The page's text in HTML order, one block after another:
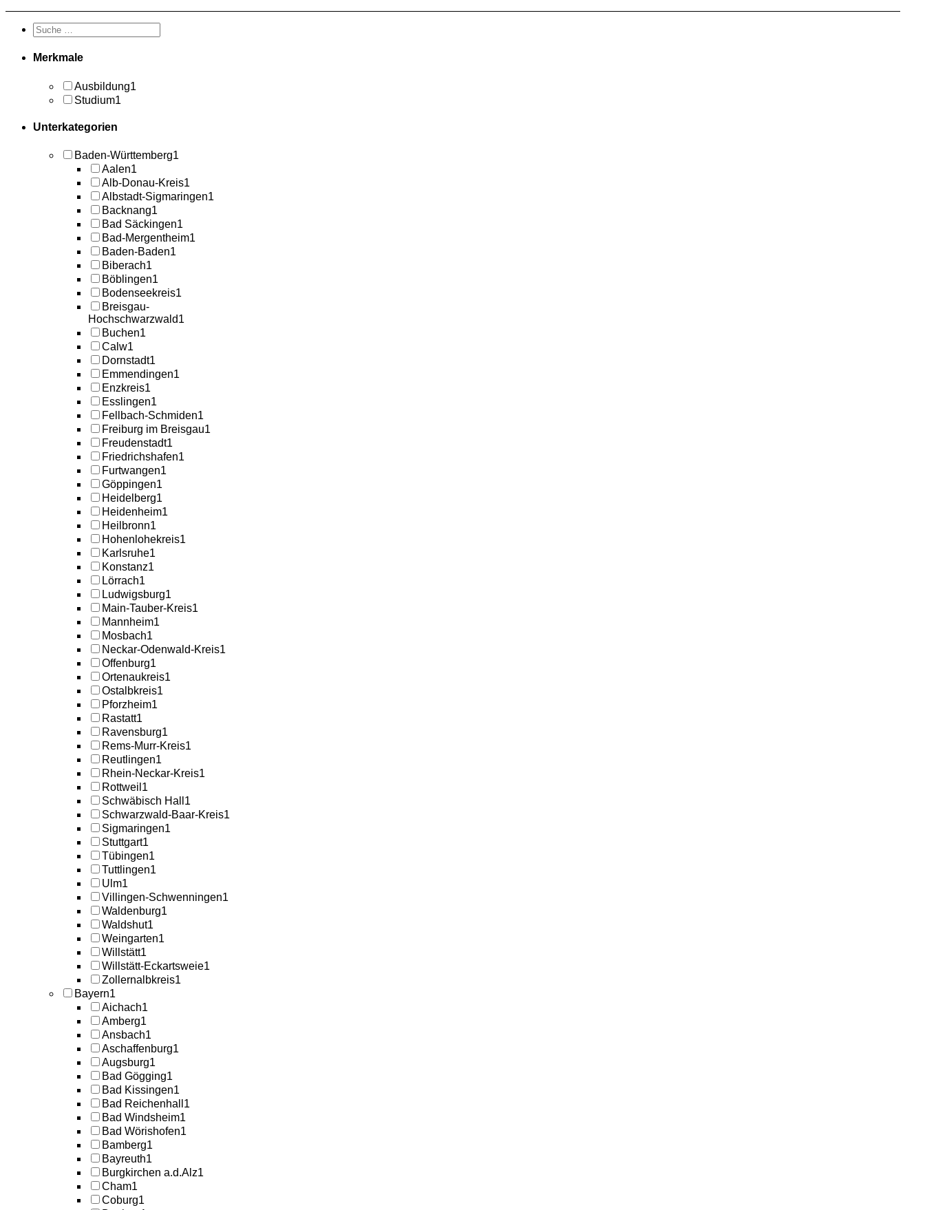
Merkmale
Ausbildung1
Studium1
Unterkategorien
Baden-Württemberg1
Aalen1
Alb-Donau-Kreis1
Albstadt-Sigmaringen1
Backnang1
Bad Säckingen1
Bad-Mergentheim1
Baden-Baden1
Biberach1
Böblingen1
Bodenseekreis1
Breisgau-
Hochschwarzwald1
Buchen1
Calw1
Dornstadt1
Emmendingen1
Enzkreis1
Esslingen1
Fellbach-Schmiden1
Freiburg im Breisgau1
Freudenstadt1
Friedrichshafen1
Furtwangen1
Göppingen1
Heidelberg1
Heidenheim1
Heilbronn1
Hohenlohekreis1
Karlsruhe1
Konstanz1
Lörrach1
Ludwigsburg1
Main-Tauber-Kreis1
Mannheim1
Mosbach1
Neckar-Odenwald-Kreis1
Offenburg1
Ortenaukreis1
Ostalbkreis1
Pforzheim1
Rastatt1
Ravensburg1
Rems-Murr-Kreis1
Reutlingen1
Rhein-Neckar-Kreis1
Rottweil 1
Schwäbisch Hall 1
Schwarzwald-Baar-Kreis1
Sigmaringen1
Stuttgart1
Tübingen1
Tuttlingen1
Ulm1
Villingen-Schwenningen1
Waldenburg1
Waldshut1
Weingarten1
Willstätt1
Willstätt-Eckartsweie1
Zollernalbkreis1
Bayern1
Aichach1
Amberg1
Ansbach1
Aschaffenburg1
Augsburg1
Bad Gögging1
Bad Kissingen1
Bad Reichenhall 1
Bad Windsheim1
Bad Wörishofen1
Bamberg1
Bayreuth1
Burgkirchen a.d.Alz1
Cham1
Coburg1